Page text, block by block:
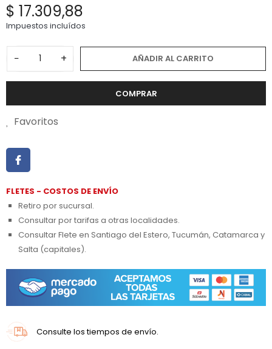
$ 17.309,88
Impuestos incluídos
− + AÑADIR AL CARRITO
COMPRAR
Favoritos
FLETES - COSTOS DE ENVÍO
Retiro por sucursal.
Consultar por tarifas a otras localidades.
Consultar Flete en Santiago del Estero, Tucumán, Catamarca y
Salta (capitales).
Consulte los tiempos de envío.